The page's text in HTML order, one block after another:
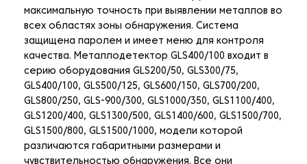
максимальную точность при выявлении металлов во
всех областях зоны обнаружения. Система
защищена паролем и имеет меню для контроля
качества. Металлодетектор GLS400/100 входит в
серию оборудования GLS200/50, GLS300/75,
GLS400/100, GLS500/125, GLS600/150, GLS700/200,
GLS800/250, GLS-900/300, GLS1000/350, GLS1100/400,
GLS1200/400, GLS1300/500, GLS1400/600, GLS1500/700,
GLS1500/800, GLS1500/1000, модели которой
различаются габаритными размерами и
чувствительностью обнаружения. Все они